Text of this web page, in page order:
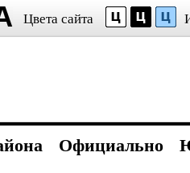
Цвета сайта
Официально